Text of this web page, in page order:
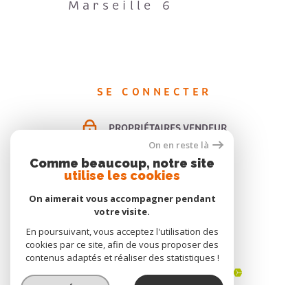
ESPACE LOCATION PAP
ESPACE GESTION
On en reste là
Comme beaucoup, notre site
utilise les cookies
On aimerait vous accompagner pendant
votre visite.
En poursuivant, vous acceptez l'utilisation des
cookies par ce site, afin de vous proposer des
contenus adaptés et réaliser des statistiques !